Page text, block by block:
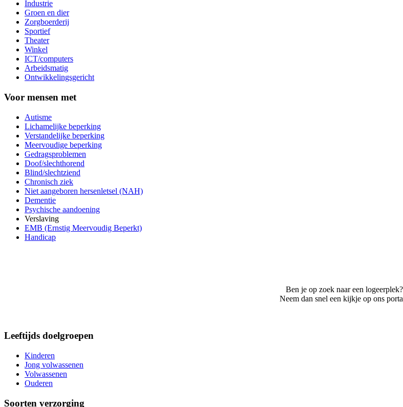
Industrie
Groen en dier
Zorgboerderij
Sportief
Theater
Winkel
ICT/computers
Arbeidsmatig
Ontwikkelingsgericht
Voor mensen met
Autisme
Lichamelijke beperking
Verstandelijke beperking
Meervoudige beperking
Gedragsproblemen
Doof/slechthorend
Blind/slechtziend
Chronisch ziek
Niet aangeboren hersenletsel (NAH)
Dementie
Psychische aandoening
Verslaving
EMB (Ernstig Meervoudig Beperkt)
Handicap
Ben je op zoek naar een logeerplek?
Neem dan snel een kijkje op ons
Leeftijds doelgroepen
Kinderen
Jong volwassenen
Volwassenen
Ouderen
Soorten verzorging